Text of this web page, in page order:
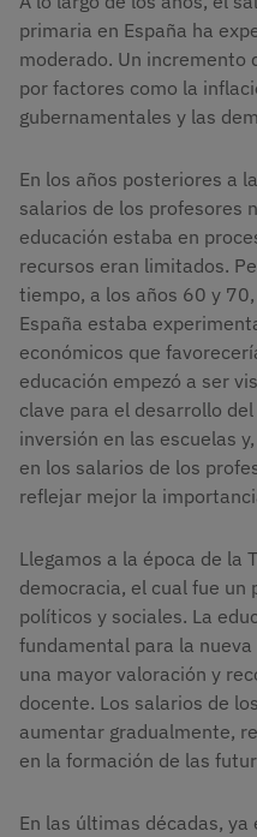
primaria en España ha
moderado. Un incremento
por factores como la
gubernamentales y las
En los años posteriores a
salarios de los profesores
educación estaba en
recursos eran limitados.
tiempo, a los años 60 y
España estaba
económicos que
educación empezó a ser
clave para el desarrollo
inversión en las escuelas
en los salarios de los
reflejar mejor la
Llegamos a la época de la
democracia, el cual fue un
políticos y sociales. La
fundamental para la
una mayor valoración y
docente. Los salarios de
aumentar gradualmente,
en la formación de las
En las últimas décadas,